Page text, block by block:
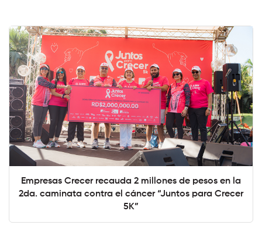
Empresas Crecer recauda 2 millones de pesos en la
2da. caminata contra el cáncer “Juntos para Crecer
5K”